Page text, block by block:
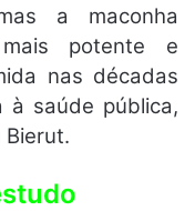
a maconha
potente e
nas décadas
à saúde pública,
Bierut.